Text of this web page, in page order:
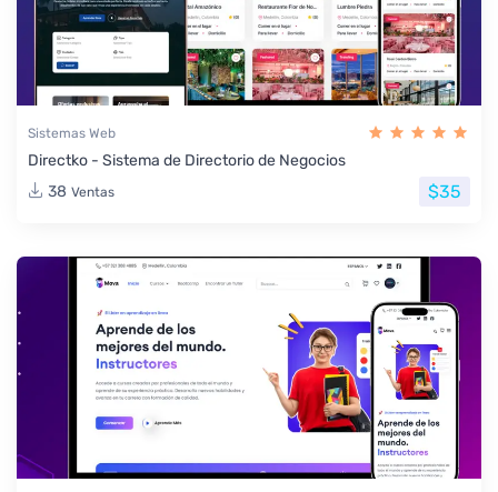
Sistemas Web
Directko - Sistema de Directorio de Negocios
38 Ventas $35